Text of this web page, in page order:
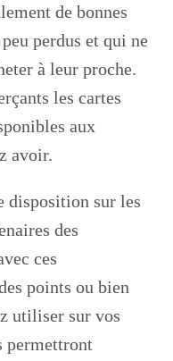
de bonnes
perdus et qui ne
à leur proche.
les cartes
aux
avoir.
disposition sur les
des
ces
points ou bien
utiliser sur vos
permettront